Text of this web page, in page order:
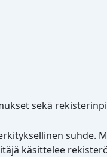
sekä
suhde.
käsittelee